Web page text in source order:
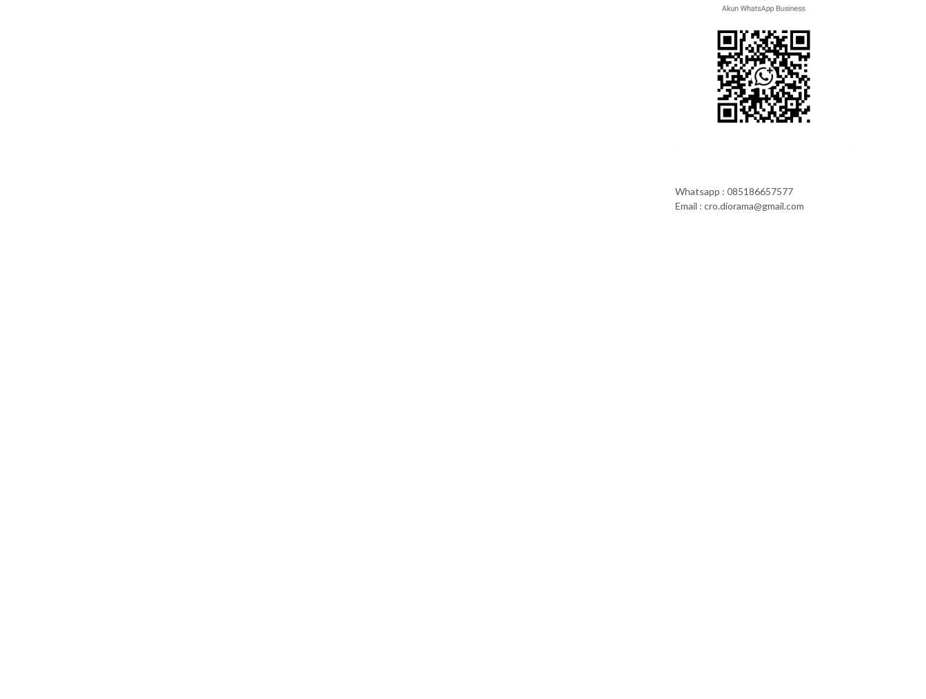
Whatsapp : 085186657577
Email : cro.diorama@gmail.com